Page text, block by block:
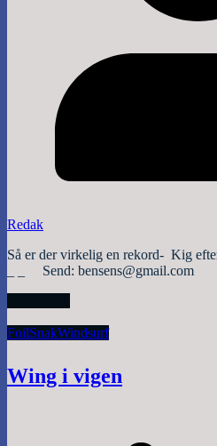
Redak
Så er der virkelig en rekord- Kig
_ _ Send: bensens@gmail.com
FoilSnakWindsurf
Wing i vigen